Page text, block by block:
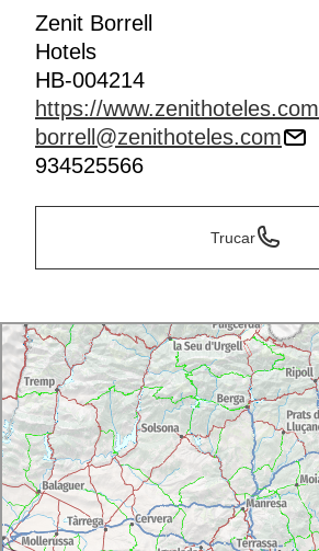
Zenit Borrell
Hotels
HB-004214
https://www.zenithoteles.com
borrell@zenithoteles.com
934525566
Trucar